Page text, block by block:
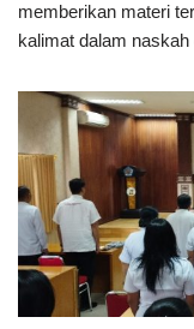
memberikan materi
kalimat dalam naskah